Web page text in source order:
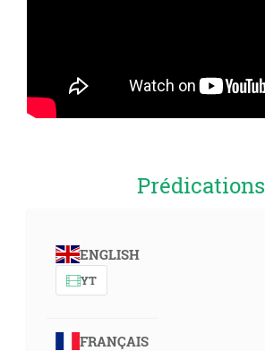
Prédications
ENGLISH
YT
FRANÇAIS